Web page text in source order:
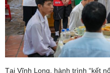
Tại Vĩnh Long, hành trình “kết